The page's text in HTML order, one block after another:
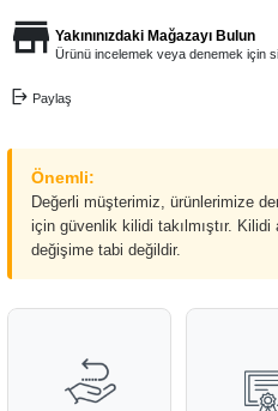
Yakınınızdaki Mağazayı Bulun
Ürünü incelemek veya denemek için
Paylaş
Önemli:
Değerli müşterimiz, ürünlerimize
için güvenlik kilidi takılmıştır. Kilidi
değişime tabi değildir.